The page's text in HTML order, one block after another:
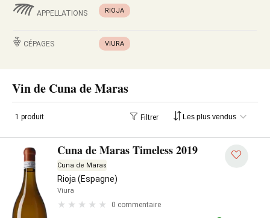
APPELLATIONS RIOJA
CÉPAGES VIURA
Vin de Cuna de Maras
1 produit Filtrer
Cuna de Maras Timeless 2019
Cuna de Maras
Rioja (Espagne)
Viura
0 commentaire